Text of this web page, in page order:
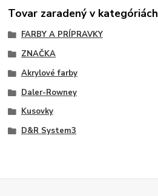
Tovar zaradený v kategóriách
FARBY A PRÍPRAVKY
ZNAČKA
Akrylové farby
Daler-Rowney
Kusovky
D&R System3